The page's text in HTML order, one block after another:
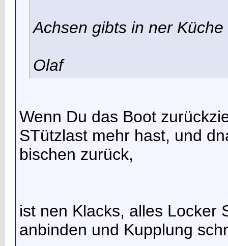
Achsen gibts in ner
Olaf
Wenn Du das Boot
STützlast mehr hast, und
bischen zurück,
ist nen Klacks, alles Locker
anbinden und Kupplung